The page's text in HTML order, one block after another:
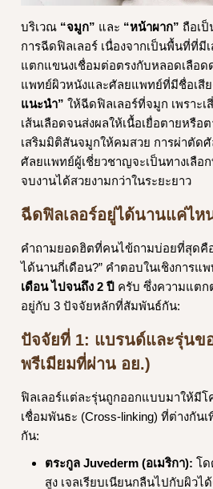
บริเวณ “จมูก” และ “หน้าผาก” ถือเ
การฉีดฟิลเลอร์ เนื่องจากเป็นพื้นที่ที่มี
แตกแขนงเชื่อมต่อตรงกับหลอดเลือด
แพทย์ผิวหนังและศัลยแพทย์ที่มีชื่อเสี
แนะนำ” ให้ฉีดฟิลเลอร์ที่จมูก เพราะ
เส้นเลือดจนส่งผลให้เนื้อเยื่อตายหรือ
เสริมมิติสันจมูกให้คมสวย การผ่าตัด
ศัลยแพทย์ผู้เชี่ยวชาญจะเป็นทางเลือ
จบงานได้สวยงามกว่าในระยะยาว
ฉีดฟิลเลอร์อยู่ได้นานแค่ไห
คำถามยอดฮิตที่คนไข้ถามบ่อยที่สุดคื
ได้นานกี่เดือน?” คำตอบในเชิงการแ
เดือน ไปจนถึง 2 ปี ครับ ซึ่งความแตก
อยู่กับ 3 ปัจจัยหลักที่สัมพันธ์กัน:
ปัจจัยที่ 1: แบรนด์และรุ่นข
พรีเมียมที่ผ่าน อย.)
ฟิลเลอร์แต่ละรุ่นถูกออกแบบมาให้มีโ
เชื่อมพันธะ (Cross-linking) ที่ต่างกัน
กัน:
ตระกูล Juvederm (อเมริกา): โด
สูง เจลเรียบเนียนกลืนไปกับผิวไ